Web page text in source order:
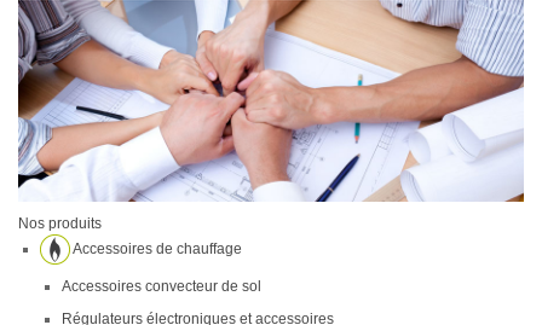
Nos produits
Accessoires de chauffage
Accessoires convecteur de sol
Régulateurs électroniques et accessoires